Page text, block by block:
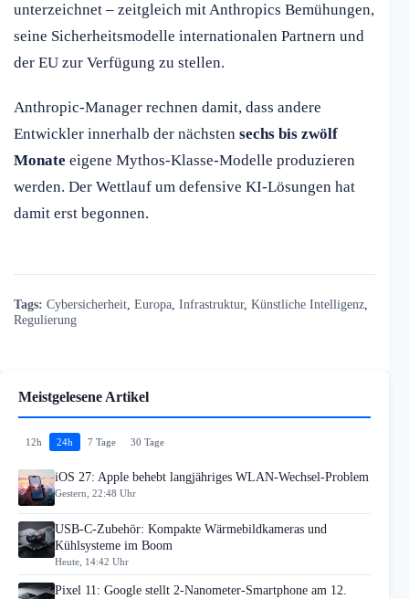
unterzeichnet – zeitgleich mit Anthropics Bemühungen,
seine Sicherheitsmodelle internationalen Partnern und
der EU zur Verfügung zu stellen.
Anthropic-Manager rechnen damit, dass andere
Entwickler innerhalb der nächsten sechs bis zwölf
Monate eigene Mythos-Klasse-Modelle produzieren
werden. Der Wettlauf um defensive KI-Lösungen hat
damit erst begonnen.
Tags: Cybersicherheit Europa Infrastruktur, Künstliche Intelligenz
Regulierung
Meistgelesene Artikel
12h 24h 7 Tage 30 Tage
iOS 27: Apple behebt langjähriges WLAN-Wechsel-Problem
Gestern, 22:48 Uhr
USB-C-Zubehör: Kompakte Wärmebildkameras und
Kühlsysteme im Boom
Heute, 14:42 Uhr
Pixel 11: Google stellt 2-Nanometer-Smartphone am 12.